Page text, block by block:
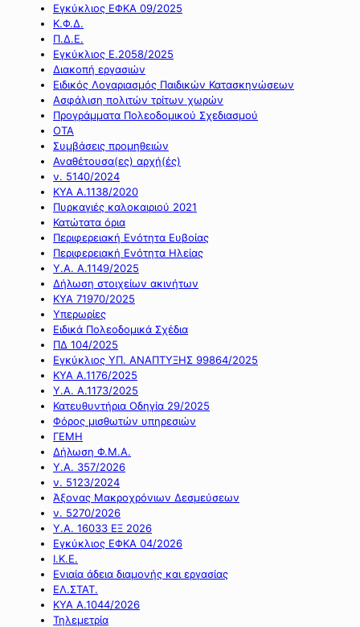
Εγκύκλιος ΕΦΚΑ 09/2025
Κ.Φ.Δ.
Π.Δ.Ε.
Εγκύκλιος Ε.2058/2025
Διακοπή εργασιών
Ειδικός Λογαριασμός Παιδικών Κατασκηνώσεων
Ασφάλιση πολιτών τρίτων χωρών
Προγράμματα Πολεοδομικού Σχεδιασμού
ΟΤΑ
Συμβάσεις προμηθειών
Αναθέτουσα(ες) αρχή(ές)
ν. 5140/2024
ΚΥΑ Α.1138/2020
Πυρκαγιές καλοκαιριού 2021
Κατώτατα όρια
Περιφερειακή Ενότητα Ευβοίας
Περιφερειακή Ενότητα Ηλείας
Υ.Α. Α.1149/2025
Δήλωση στοιχείων ακινήτων
ΚΥΑ 71970/2025
Υπερωρίες
Ειδικά Πολεοδομικά Σχέδια
ΠΔ 104/2025
Εγκύκλιος ΥΠ. ΑΝΑΠΤΥΞΗΣ 99864/2025
ΚΥΑ Α.1176/2025
Υ.Α. Α.1173/2025
Κατευθυντήρια Οδηγία 29/2025
Φόρος μισθωτών υπηρεσιών
ΓΕΜΗ
Δήλωση Φ.Μ.Α.
Υ.Α. 357/2026
ν. 5123/2024
Άξονας Μακροχρόνιων Δεσμεύσεων
ν. 5270/2026
Υ.Α. 16033 ΕΞ 2026
Εγκύκλιος ΕΦΚΑ 04/2026
Ι.Κ.Ε.
Ενιαία άδεια διαμονής και εργασίας
ΕΛ.ΣΤΑΤ.
ΚΥΑ Α.1044/2026
Τηλεμετρία